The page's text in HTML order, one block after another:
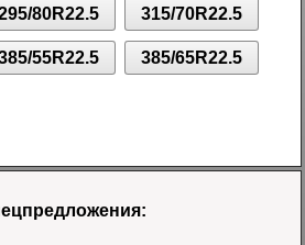
80R22.5 315/70R22.5
55R22.5 385/65R22.5